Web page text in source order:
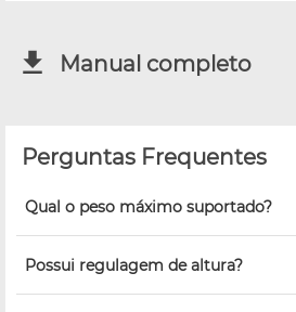
Manual completo
Perguntas Frequentes
Qual o peso máximo suportado?
Possui regulagem de altura?